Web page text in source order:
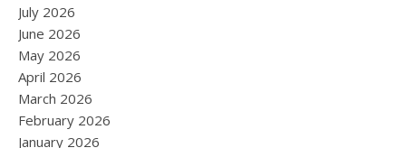
July 2026
June 2026
May 2026
April 2026
March 2026
February 2026
January 2026